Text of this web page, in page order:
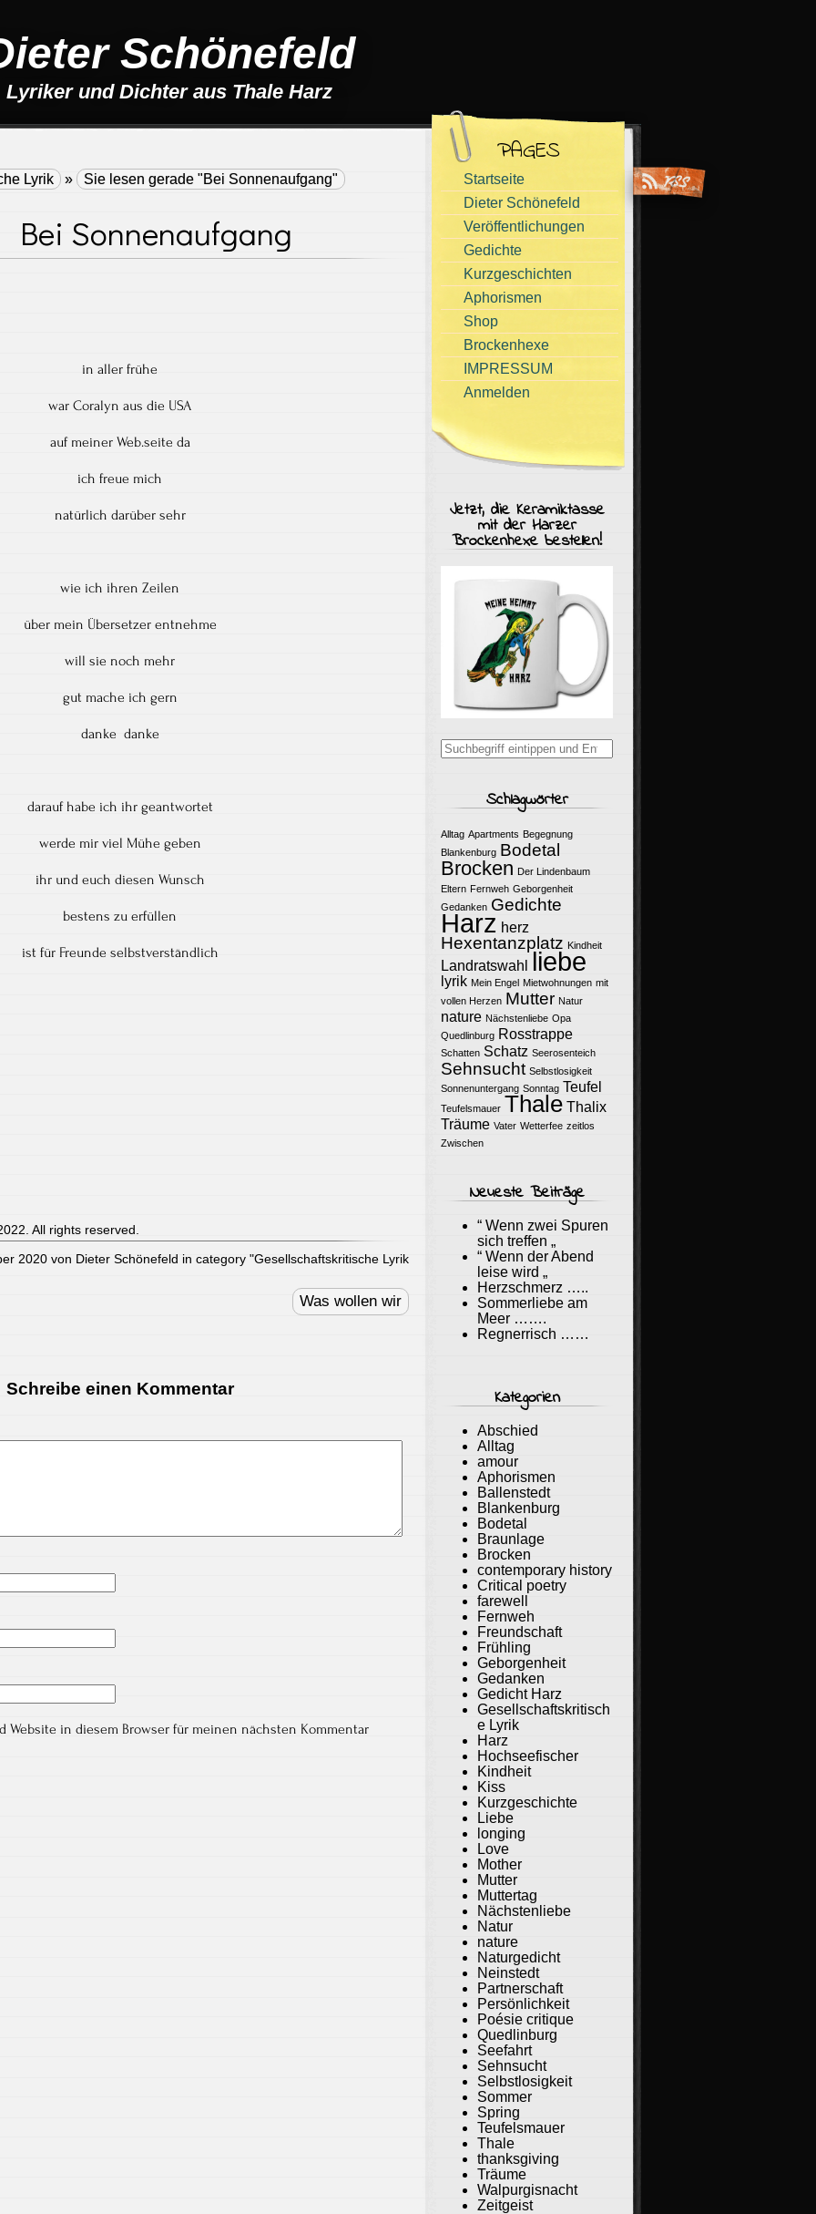
Schönefeld
Lyriker und Dichter aus Thale Harz
Lyrik » Sie lesen gerade "Bei Sonnenaufgang"
Bei Sonnenaufgang
in aller frühe
war Coralyn aus die USA
auf meiner Web.seite da
ich freue mich
natürlich darüber sehr
wie ich ihren Zeilen
über mein Übersetzer entnehme
will sie noch mehr
gut mache ich gern
danke danke
darauf habe ich ihr geantwortet
werde mir viel Mühe geben
ihr und euch diesen Wunsch
bestens zu erfüllen
ist für Freunde selbstverständlich
All rights reserved.
2020 von Dieter Schönefeld in category "Gesellschaftskritische Lyrik
Was wollen wir
Schreibe einen Kommentar
Website in diesem Browser für meinen nächsten Kommentar
PAGES
Startseite
Dieter Schönefeld
Veröffentlichungen
Gedichte
Kurzgeschichten
Aphorismen
Shop
Brockenhexe
IMPRESSUM
Anmelden
Jetzt, die Keramiktasse
mit der Harzer
Brockenhexe bestellen!
Suchergebnisse
für:
Schlagwörter
Alltag Apartments Begegnung
Blankenburg Bodetal
Brocken Der Lindenbaum
Eltern Fernweh Geborgenheit
Gedanken Gedichte
Harz herz
Hexentanzplatz Kindheit
Landratswahl liebe
lyrik Mein Engel Mietwohnungen mit
vollen Herzen Mutter Natur
nature Nächstenliebe Opa
Quedlinburg Rosstrappe
Schatten Schatz Seerosenteich
Sehnsucht Selbstlosigkeit
Sonnenuntergang Sonntag Teufel
Teufelsmauer Thale Thalix
Träume Vater Wetterfee zeitlos
Zwischen
Neueste Beiträge
“ Wenn zwei Spuren
sich treffen „
“ Wenn der Abend
leise wird „
Herzschmerz …..
Sommerliebe am
Meer …….
Regnerrisch ……
Kategorien
Abschied
Alltag
amour
Aphorismen
Ballenstedt
Blankenburg
Bodetal
Braunlage
Brocken
contemporary history
Critical poetry
farewell
Fernweh
Freundschaft
Frühling
Geborgenheit
Gedanken
Gedicht Harz
Gesellschaftskritisch
e Lyrik
Harz
Hochseefischer
Kindheit
Kiss
Kurzgeschichte
Liebe
longing
Love
Mother
Mutter
Muttertag
Nächstenliebe
Natur
nature
Naturgedicht
Neinstedt
Partnerschaft
Persönlichkeit
Poésie critique
Quedlinburg
Seefahrt
Sehnsucht
Selbstlosigkeit
Sommer
Spring
Teufelsmauer
Thale
thanksgiving
Träume
Walpurgisnacht
Zeitgeist